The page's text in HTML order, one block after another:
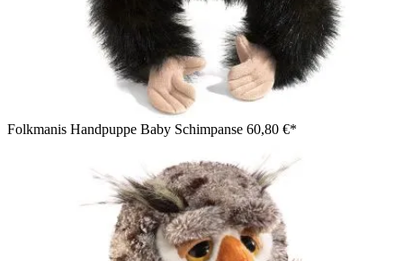
Folkmanis Handpuppe Baby Schimpanse 60,80 €*